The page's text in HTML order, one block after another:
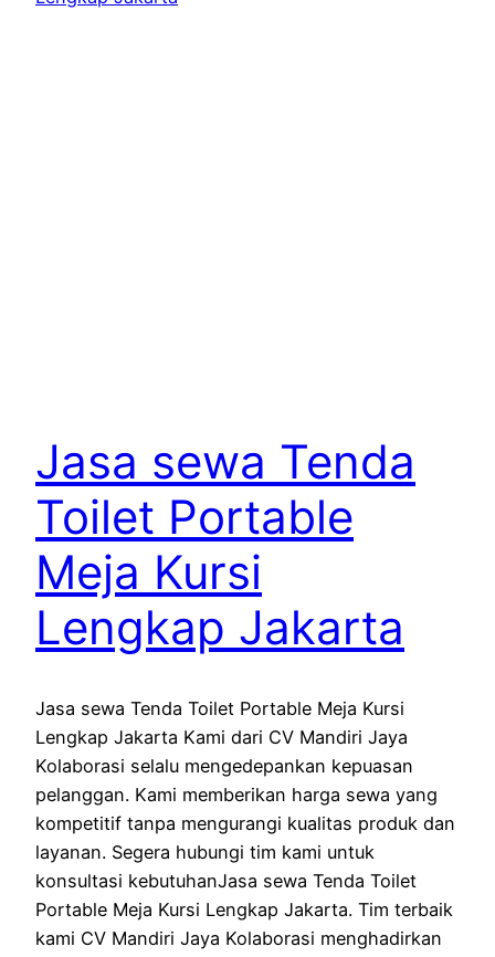
Jasa sewa Tenda
Toilet Portable
Meja Kursi
Lengkap Jakarta
Jasa sewa Tenda Toilet Portable Meja Kursi
Lengkap Jakarta Kami dari CV Mandiri Jaya
Kolaborasi selalu mengedepankan kepuasan
pelanggan. Kami memberikan harga sewa yang
kompetitif tanpa mengurangi kualitas produk dan
layanan. Segera hubungi tim kami untuk
konsultasi kebutuhanJasa sewa Tenda Toilet
Portable Meja Kursi Lengkap Jakarta. Tim terbaik
kami CV Mandiri Jaya Kolaborasi menghadirkan